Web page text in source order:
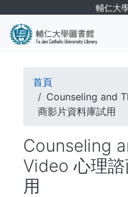
輔仁大
導
航
結
首頁
Counseling and
商影片資料庫試用
Counseling
Video 心理
用